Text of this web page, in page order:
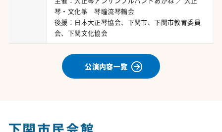
琴・文化箏 琴瞳流琴鶴会
後援：日本大正琴協会、下関市、下関市教育委員
会、下関文化協会
公演内容一覧